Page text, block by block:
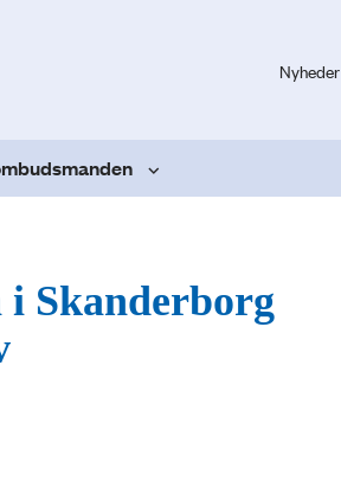
Nyheder
Skanderborg